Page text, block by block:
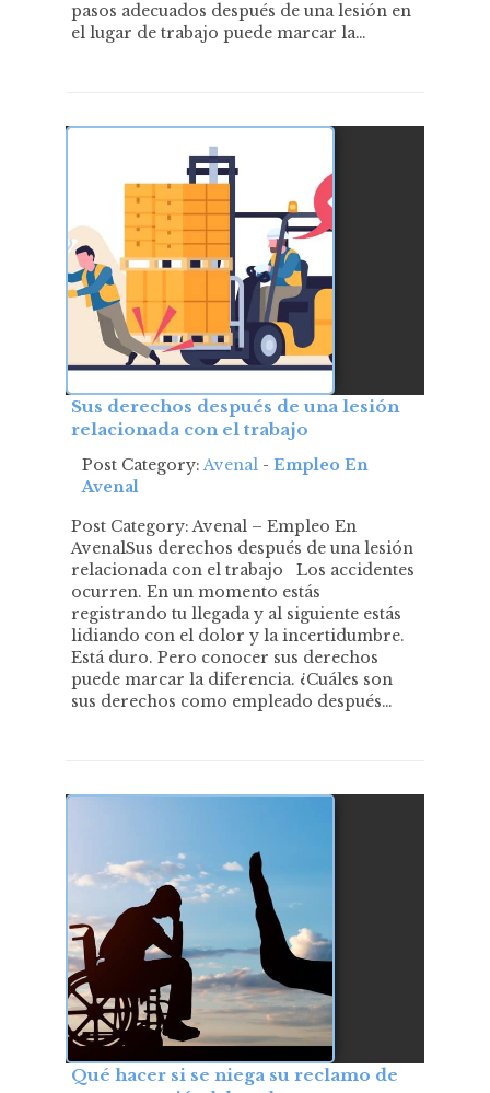
pasos adecuados después de una lesión en
el lugar de trabajo puede marcar la…
Sus derechos después de una lesión
relacionada con el trabajo
Post Category: Avenal - Empleo En
Avenal
Post Category: Avenal – Empleo En
AvenalSus derechos después de una lesión
relacionada con el trabajo Los accidentes
ocurren. En un momento estás
registrando tu llegada y al siguiente estás
lidiando con el dolor y la incertidumbre.
Está duro. Pero conocer sus derechos
puede marcar la diferencia. ¿Cuáles son
sus derechos como empleado después…
Qué hacer si se niega su reclamo de